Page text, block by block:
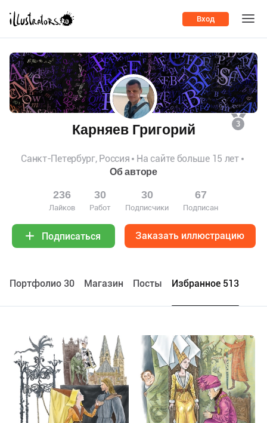
Вход
3
Карняев Григорий
Санкт-Петербург, Россия
На сайте больше 15 лет
Об авторе
236
Лайков
30
Работ
30
Подписчики
67
Подписан
Подписаться Заказать иллюстрацию
Портфолио 30 Maгазин Посты Избранное 513